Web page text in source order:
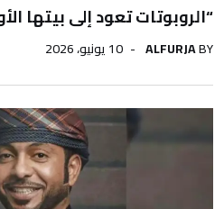
“الروبوتات تعود إلى بيتها
BY
ALFURJA 10 يونيو، 2026